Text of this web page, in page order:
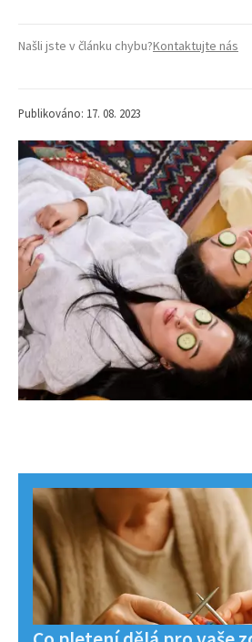
Našli jste v článku chybu?Kontaktujte nás
Publikováno: 17. 08. 2023